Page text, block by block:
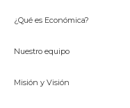
¿Qué es Económica?
Nuestro equipo
Misión y Visión